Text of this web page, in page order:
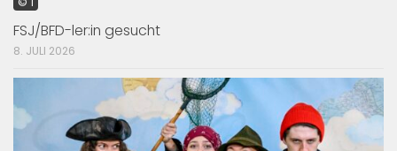
FSJ/BFD-ler:in gesucht
8. JULI 2026